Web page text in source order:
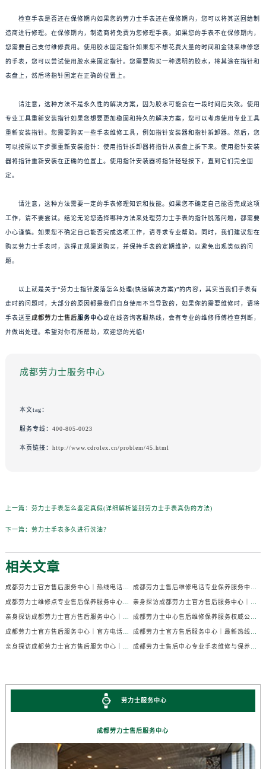
检查手表是否还在保修期内如果您的劳力士手表还在保修期内，您可以将其送回给制
造商进行修理。在保修期内，制造商将免费为您修理手表。如果您的手表不在保修期内，
您需要自己支付维修费用。使用胶水固定指针如果您不想花费大量的时间和金钱来维修您
的手表，您可以尝试使用胶水来固定指针。您需要购买一种透明的胶水，将其涂在指针和
表盘上，然后将指针固定在正确的位置上。
请注意，这种方法不是永久性的解决方案，因为胶水可能会在一段时间后失效。使用
专业工具重新安装指针如果您想要更加稳固和持久的解决方案，您可以考虑使用专业工具
重新安装指针。您需要购买一些手表维修工具，例如指针安装器和指针拆卸器。然后，您
可以按照以下步骤重新安装指针：使用指针拆卸器将指针从表盘上拆下来。使用指针安装
器将指针重新安装在正确的位置上。使用指针安装器将指针轻轻按下，直到它们完全固
定。
请注意，这种方法需要一定的手表修理知识和技能。如果您不确定自己能否完成这项
工作，请不要尝试。结论无论您选择哪种方法来处理劳力士手表的指针脱落问题，都需要
小心谨慎。如果您不确定自己能否完成这项工作，请寻求专业帮助。同时，我们建议您在
购买劳力士手表时，选择正规渠道购买，并保持手表的定期维护，以避免出现类似的问
题。
以上就是关于“劳力士指针脱落怎么处理(快速解决方案)”的内容，其实当我们手表有
走时的问题时，大部分的原因都是我们自身使用不当导致的，如果你的需要维修时，请将
手表送至 成都劳力士售后服务中心或在线咨询客服热线，会有专业的维修师傅检查判断，
并做出处理。希望对你有所帮助，欢迎您的光临!
成都劳力士服务中心
本文tag：
服务专线： 400-805-0023
本页链接： http://www.cdrolex.cn/problem/45.html
上一篇： 劳力士手表怎么鉴定真假(详细解析鉴别劳力士手表真伪的方法)
下一篇： 劳力士手表多久进行洗油？
相关文章
劳力士服务中心
成都劳力士售后服务中心